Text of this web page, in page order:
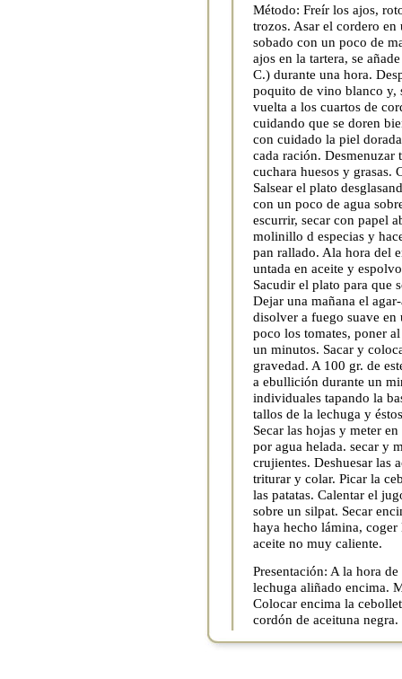
Método: Freír los ajos,
trozos. Asar el cordero en
sobado con un poco de
ajos en la tartera, se
C.) durante una hora.
poquito de vino blanco y,
vuelta a los cuartos de
cuidando que se doren
con cuidado la piel
cada ración.
cuchara huesos y grasas.
Salsear el plato
con un poco de agua
escurrir, secar con papel
molinillo d especias y
pan rallado. Ala hora del
untada en aceite y
Sacudir el plato para que
Dejar una mañana el
disolver a fuego suave
poco los tomates, poner
un minutos. Sacar y
gravedad. A 100 gr. de
a ebullición durante un
individuales tapando la
tallos de la lechuga y
Secar las hojas y meter
por agua helada. secar y
crujientes. Deshuesar las
triturar y colar. Picar la
las patatas. Calentar el
sobre un silpat. Secar
haya hecho lámina,
aceite no muy caliente.
Presentación: A la hora
lechuga aliñado encima.
Colocar encima la
cordón de aceituna negra.